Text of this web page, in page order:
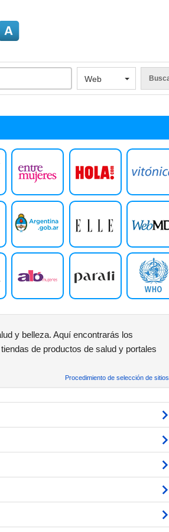
WebV
y belleza. Aquí encontrarás los
de productos de salud y portales
Procedimiento de selección de sitios